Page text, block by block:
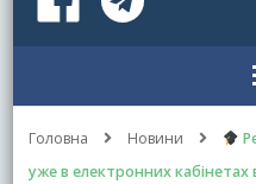
Головна Новини
уже в електронних кабінетах